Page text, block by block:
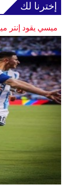
إخترنا لك
ميسي يقود إنتر